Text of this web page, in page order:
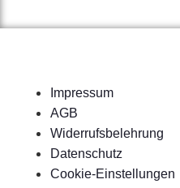
Impressum
AGB
Widerrufsbelehrung
Datenschutz
Cookie-Einstellungen